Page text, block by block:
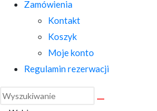
Zamówienia
Kontakt
Koszyk
Moje konto
Regulamin rezerwacji